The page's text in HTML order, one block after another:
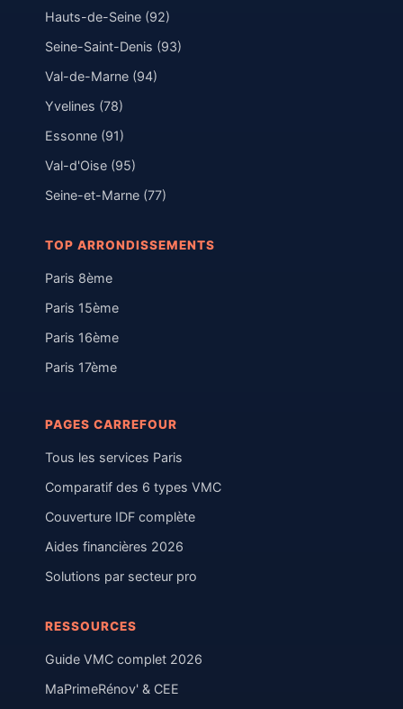
Hauts-de-Seine (92)
Seine-Saint-Denis (93)
Val-de-Marne (94)
Yvelines (78)
Essonne (91)
Val-d'Oise (95)
Seine-et-Marne (77)
TOP ARRONDISSEMENTS
Paris 8ème
Paris 15ème
Paris 16ème
Paris 17ème
PAGES CARREFOUR
Tous les services Paris
Comparatif des 6 types VMC
Couverture IDF complète
Aides financières 2026
Solutions par secteur pro
RESSOURCES
Guide VMC complet 2026
MaPrimeRénov' & CEE